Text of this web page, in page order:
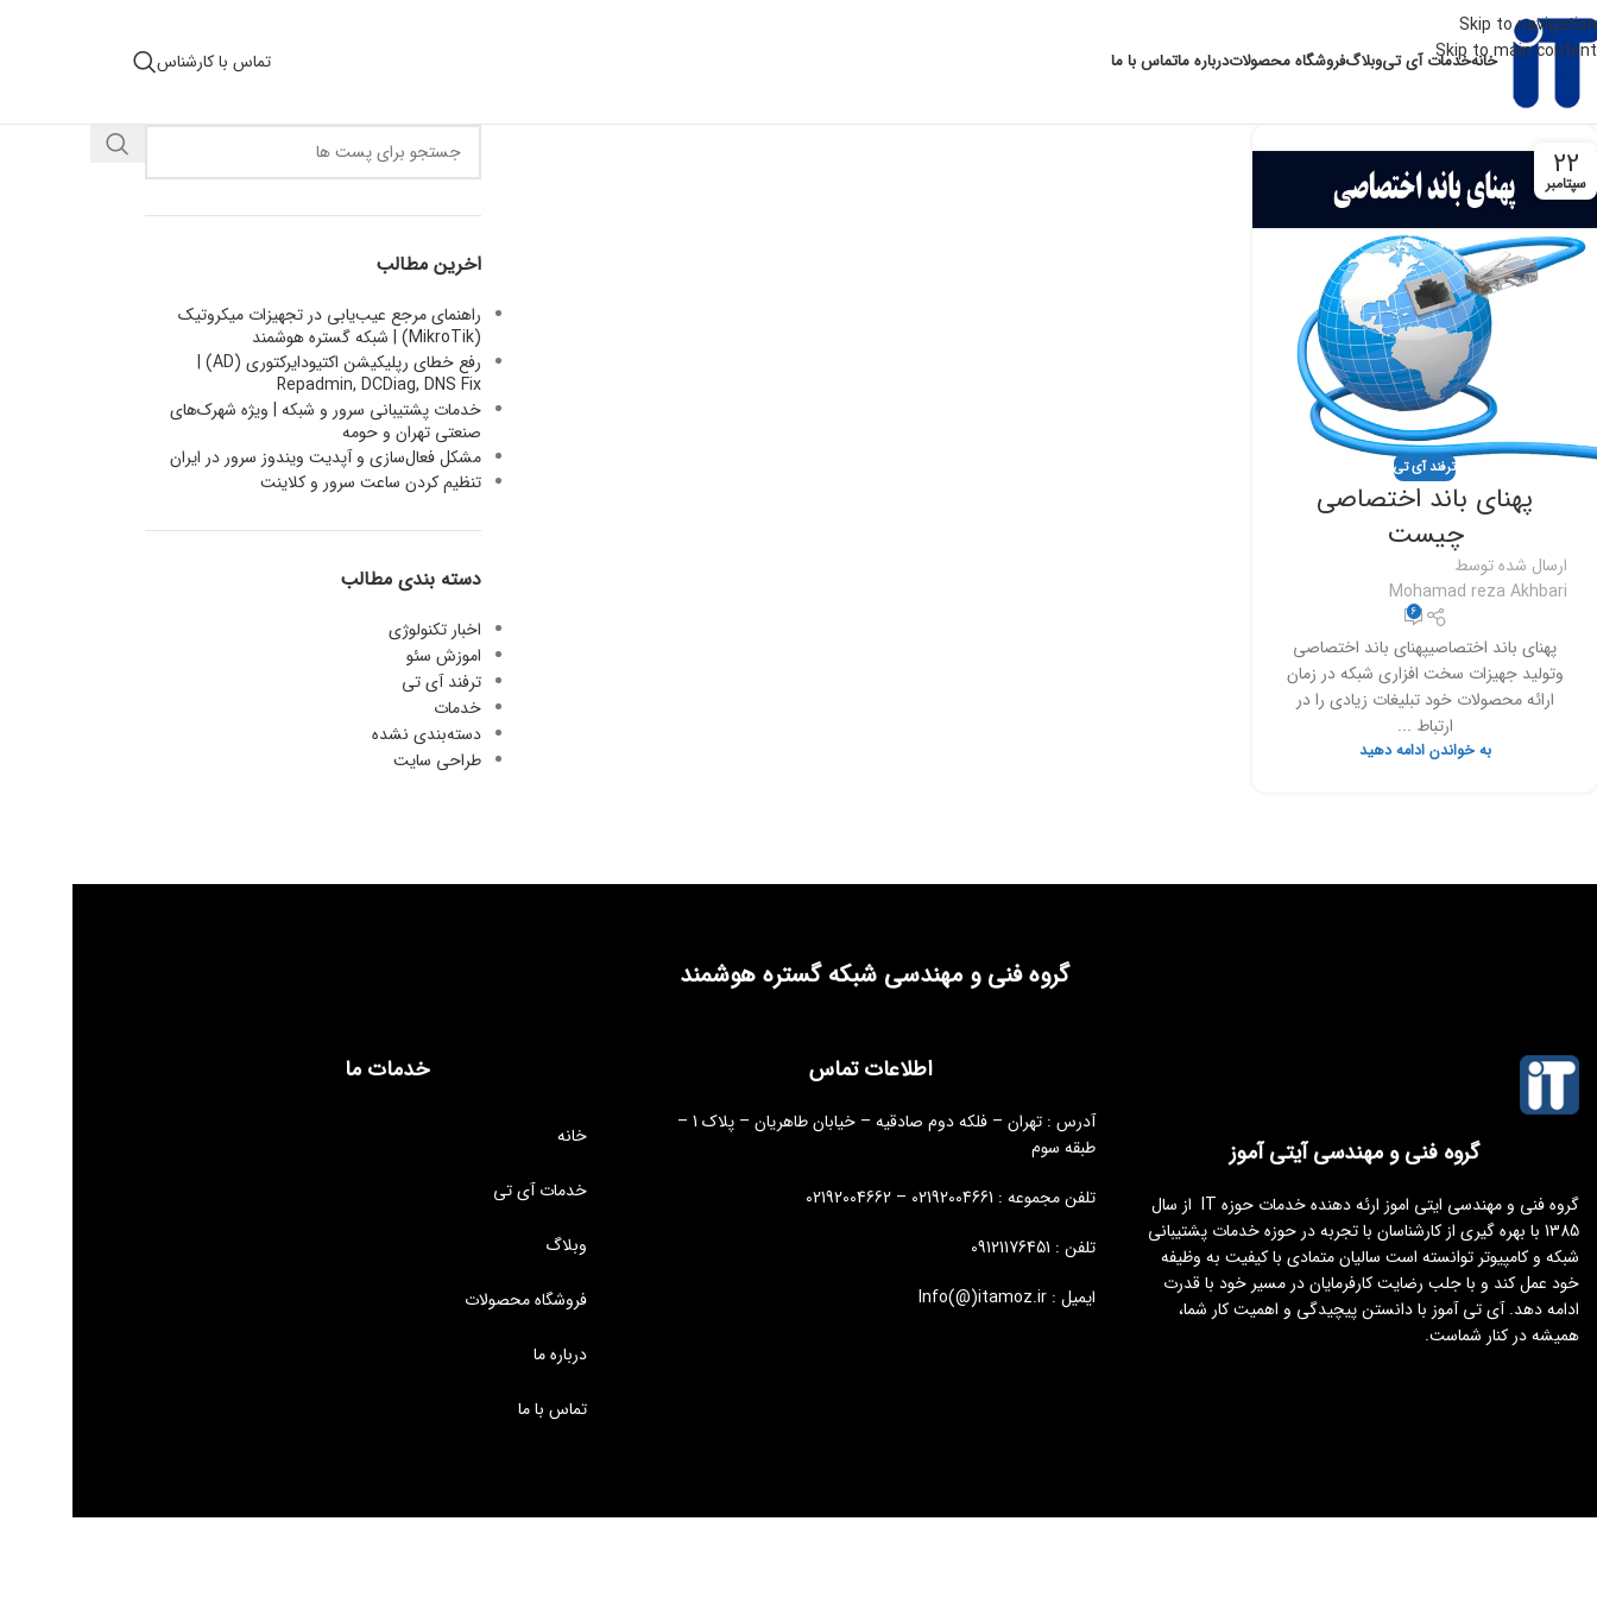
Skip to navigation
Skip to main content
خانهخدمات آی تیوبلاگفروشگاه محصولاتدرباره ماتماس با ما تماس با کارشناس
22
سپتامبر
ترفند آی تی
پهنای باند اختصاصی
چیست
ارسال شده توسط
Mohamad reza Akhbari
6
پهنای باند اختصاصیپهنای باند اختصاصی
وتولید جهیزات سخت افزاری شبکه در زمان
ارائه محصولات خود تبلیغات زیادی را در
ارتباط ...
به خواندن ادامه دهید
اخرین مطالب
راهنمای مرجع عیب‌یابی در تجهیزات میکروتیک
(MikroTik) | شبکه گستره هوشمند
رفع خطای رپلیکیشن اکتیودایرکتوری (AD) |
Repadmin, DCDiag, DNS Fix
خدمات پشتیبانی سرور و شبکه | ویژه شهرک‌های
صنعتی تهران و حومه
مشکل فعال‌سازی و آپدیت ویندوز سرور در ایران
تنظیم کردن ساعت سرور و کلاینت
دسته بندی مطالب
اخبار تکنولوژی
اموزش سئو
ترفند آی تی
خدمات
دسته‌بندی نشده
طراحی سایت
گروه فنی و مهندسی شبکه گستره هوشمند
گروه فنی و مهندسی آیتی آموز
گروه فنی و مهندسی ایتی اموز ارئه دهنده خدمات حوزه IT از سال
1385 با بهره گیری از کارشناسان با تجربه در حوزه خدمات پشتیبانی
شبکه و کامپیوتر توانسته است سالیان متمادی با کیفیت به وظیفه
خود عمل کند و با جلب رضایت کارفرمایان در مسیر خود با قدرت
ادامه دهد. آی تی آموز با دانستن پیچیدگی و اهمیت کار شما،
همیشه در کنار شماست.
اطلاعات تماس
آدرس : تهران – فلکه دوم صادقیه – خیابان طاهریان – پلاک 1 –
طبقه سوم
تلفن مجموعه : 02192004661 – 02192004662
تلفن : 09121176451
ایمیل : Info(@)itamoz.ir
خدمات ما
خانه
خدمات آی تی
وبلاگ
فروشگاه محصولات
درباره ما
تماس با ما